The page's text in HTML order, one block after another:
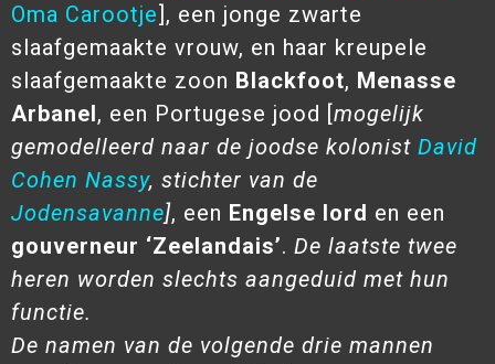
Oma Carootje], een jonge zwarte
slaafgemaakte vrouw, en haar kreupele
slaafgemaakte zoon Blackfoot, Menasse
Arbanel, een Portugese jood [mogelijk
gemodelleerd naar de joodse kolonist David
Cohen Nassy, stichter van de
Jodensavanne], een Engelse lord en een
gouverneur ‘Zeelandais’. De laatste twee
heren worden slechts aangeduid met hun
functie.
De namen van de volgende drie mannen